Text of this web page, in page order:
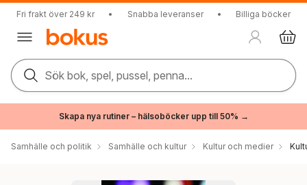
Fri frakt över 249 kr • Snabba leveranser • Billiga böcker
Sök bok, spel, pussel, penna...
Skapa nya rutiner – hälsoböcker upp till 50% →
Samhälle och politik Samhälle och kultur Kultur och medier